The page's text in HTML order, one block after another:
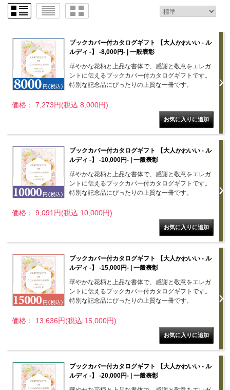
ブックカバー付カタログギフト 【大人かわいい - ル
ルディ -】 -8,000円- | 一般表彰
華やかな花柄と上品な書体で、感謝と敬意をエレガ
ントに伝えるブックカバー付カタログギフトです。
特別な記念品にぴったりの上質な一冊です。
価格： 7,273円(税込 8,000円)
ブックカバー付カタログギフト 【大人かわいい - ル
ルディ -】 -10,000円- | 一般表彰
華やかな花柄と上品な書体で、感謝と敬意をエレガ
ントに伝えるブックカバー付カタログギフトです。
特別な記念品にぴったりの上質な一冊です。
価格： 9,091円(税込 10,000円)
ブックカバー付カタログギフト 【大人かわいい - ル
ルディ -】 -15,000円- | 一般表彰
華やかな花柄と上品な書体で、感謝と敬意をエレガ
ントに伝えるブックカバー付カタログギフトです。
特別な記念品にぴったりの上質な一冊です。
価格： 13,636円(税込 15,000円)
ブックカバー付カタログギフト 【大人かわいい - ル
ルディ -】 -20,000円- | 一般表彰